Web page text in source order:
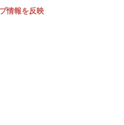
情報を反映